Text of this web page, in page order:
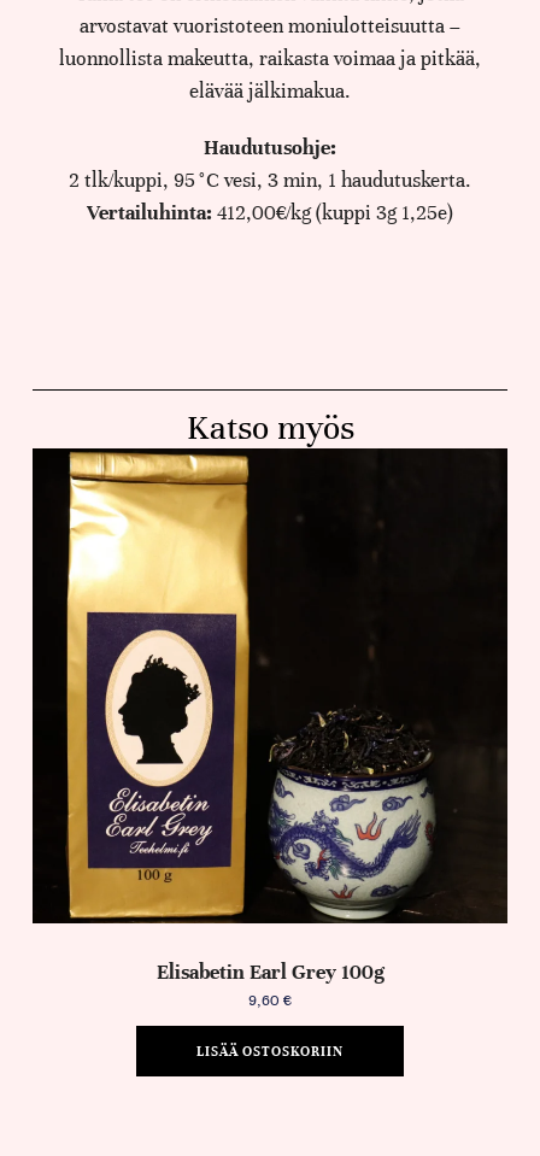
arvostavat vuoristoteen moniulotteisuutta –
luonnollista makeutta, raikasta voimaa ja pitkää,
elävää jälkimakua.
Haudutusohje:
2 tlk/kuppi, 95 °C vesi, 3 min, 1 haudutuskerta.
Vertailuhinta: 412,00€/kg (kuppi 3g 1,25e)
Katso myös
Elisabetin Earl Grey 100g
9,60 €
LISÄÄ OSTOSKORIIN